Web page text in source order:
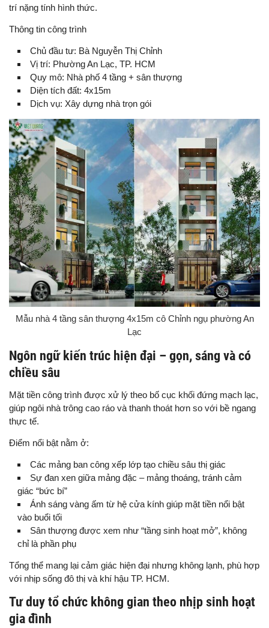
trí nặng tính hình thức.
Thông tin công trình
Chủ đầu tư: Bà Nguyễn Thị Chỉnh
Vị trí: Phường An Lạc, TP. HCM
Quy mô: Nhà phố 4 tầng + sân thượng
Diện tích đất: 4x15m
Dịch vụ: Xây dựng nhà trọn gói
Mẫu nhà 4 tầng sân thượng 4x15m cô Chỉnh ngụ phường An
Lạc
Ngôn ngữ kiến trúc hiện đại – gọn, sáng và có
chiều sâu
Mặt tiền công trình được xử lý theo bố cục khối đứng mạch lạc,
giúp ngôi nhà trông cao ráo và thanh thoát hơn so với bề ngang
thực tế.
Điểm nổi bật nằm ở:
Các mảng ban công xếp lớp tạo chiều sâu thị giác
Sự đan xen giữa mảng đặc – mảng thoáng, tránh cảm
giác “bức bí”
Ánh sáng vàng ấm từ hệ cửa kính giúp mặt tiền nổi bật
vào buổi tối
Sân thượng được xem như “tầng sinh hoạt mở”, không
chỉ là phần phụ
Tổng thể mang lại cảm giác hiện đại nhưng không lạnh, phù hợp
với nhịp sống đô thị và khí hậu TP. HCM.
Tư duy tổ chức không gian theo nhịp sinh hoạt
gia đình